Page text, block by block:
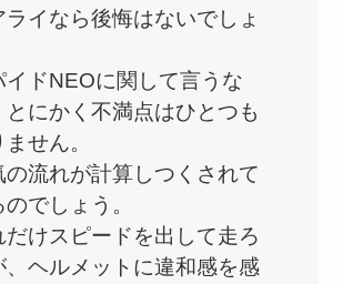
ライなら後悔はないでしょ
イドNEOに関して言うな
とにかく不満点はひとつも
せん。
の流れが計算しつくされて
のでしょう。
だけスピードを出して走ろ
、ヘルメットに違和感を感